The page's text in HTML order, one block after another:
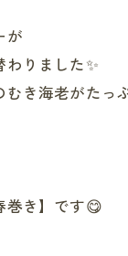
が
わりました✨
き海老がたっ
巻き】です😋